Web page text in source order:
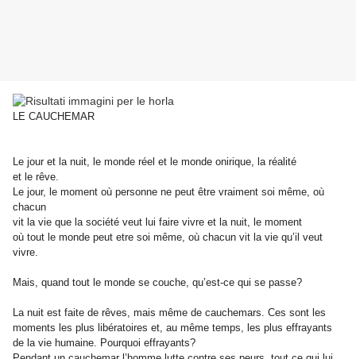
LE CAUCHEMAR
Le jour et la nuit, le monde réel et le monde onirique, la réalité
et le rêve.
Le jour, le moment où personne ne peut être vraiment soi même, où
chacun
vit la vie que la société veut lui faire vivre et la nuit, le moment
où tout le monde peut etre soi même, où chacun vit la vie qu’il veut
vivre.
Mais, quand tout le monde se couche, qu’est-ce qui se passe?
La nuit est faite de rêves, mais même de cauchemars. Ces sont les
moments les plus libératoires et, au même temps, les plus effrayants
de la vie humaine. Pourquoi effrayants?